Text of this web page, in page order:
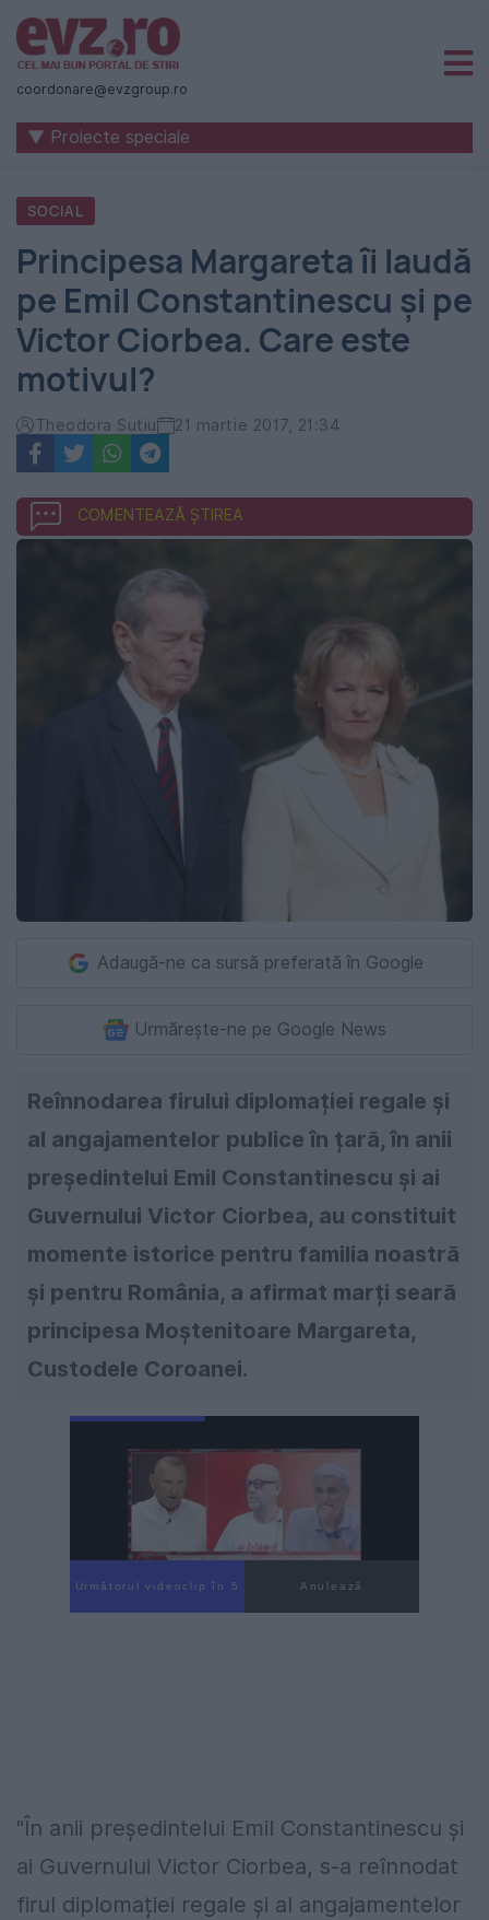
Știri
naționale
internaționale
România
-
Evenimentul
Zilei
coordonare@evzgroup.ro
▼ Proiecte speciale
SOCIAL
Principesa Margareta îi laudă
pe Emil Constantinescu și pe
Victor Ciorbea. Care este
motivul?
Theodora Sutiu 21 martie 2017, 21:34
COMENTEAZĂ ȘTIREA
Adaugă-ne ca sursă preferată în Google
Urmărește-ne pe Google News
Reînnodarea firului diplomației regale și
al angajamentelor publice în țară, în anii
președintelui Emil Constantinescu și ai
Guvernului Victor Ciorbea, au constituit
momente istorice pentru familia noastră
și pentru România, a afirmat marți seară
principesa Moștenitoare Margareta,
Custodele Coroanei.
Următorul videoclip în 3 Anulează
"În anii președintelui Emil Constantinescu și
ai Guvernului Victor Ciorbea, s-a reînnodat
firul diplomației regale și al angajamentelor